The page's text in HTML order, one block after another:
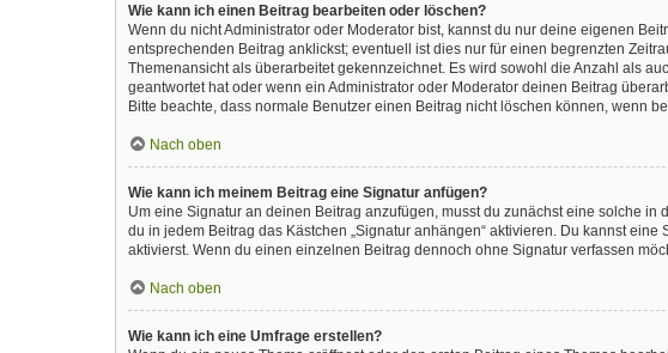
Wie kann ich einen Beitrag bearbeiten oder löschen?
Wenn du nicht Administrator oder Moderator bist, kannst du nur deine eigenen
entsprechenden Beitrag anklickst; eventuell ist dies nur für einen begrenzten
Themenansicht als überarbeitet gekennzeichnet. Es wird sowohl die Anzahl als
geantwortet hat oder wenn ein Administrator oder Moderator deinen Beitrag
Bitte beachte, dass normale Benutzer einen Beitrag nicht löschen können, wenn
Nach oben
Wie kann ich meinem Beitrag eine Signatur anfügen?
Um eine Signatur an deinen Beitrag anzufügen, musst du zunächst eine solche
du in jedem Beitrag das Kästchen „Signatur anhängen“ aktivieren. Du kannst
aktivierst. Wenn du einen einzelnen Beitrag dennoch ohne Signatur verfassen
Nach oben
Wie kann ich eine Umfrage erstellen?